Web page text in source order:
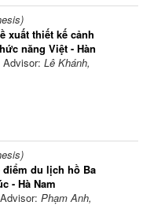
xuất thiết kế cảnh
năng Việt - Hàn
Lê Khánh,
du lịch hồ Ba
- Hà Nam
Phạm Anh,